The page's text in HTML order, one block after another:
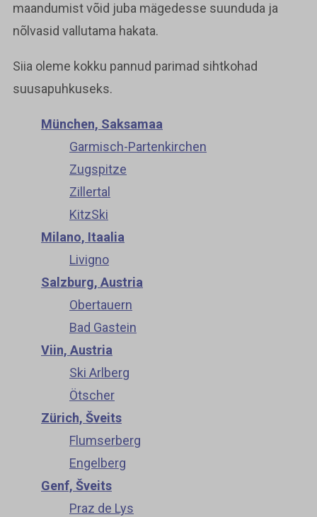
maandumist võid juba mägedesse suunduda ja
nõlvasid vallutama hakata.
Siia oleme kokku pannud parimad sihtkohad
suusapuhkuseks.
München, Saksamaa
Garmisch-Partenkirchen
Zugspitze
Zillertal
KitzSki
Milano, Itaalia
Livigno
Salzburg, Austria
Obertauern
Bad Gastein
Viin, Austria
Ski Arlberg
Ötscher
Zürich, Šveits
Flumserberg
Engelberg
Genf, Šveits
Praz de Lys